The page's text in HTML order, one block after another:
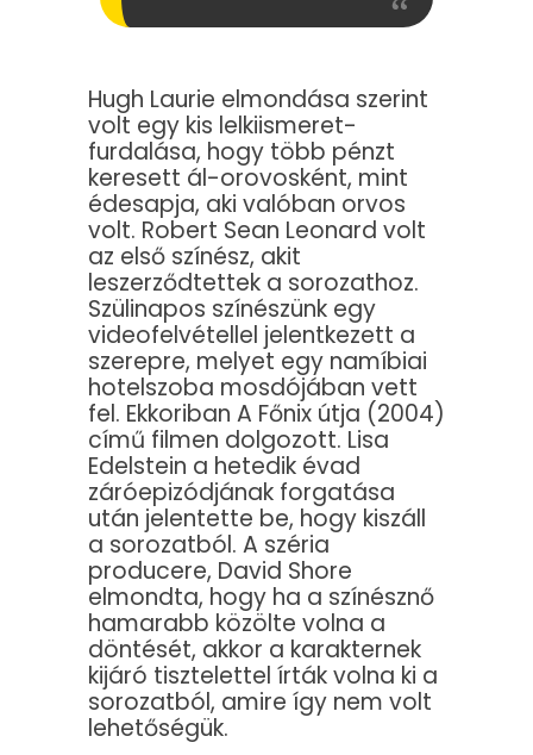
Hugh Laurie elmondása szerint
volt egy kis lelkiismeret-
furdalása, hogy több pénzt
keresett ál-orovosként, mint
édesapja, aki valóban orvos
volt. Robert Sean Leonard volt
az első színész, akit
leszerződtettek a sorozathoz.
Szülinapos színészünk egy
videofelvétellel jelentkezett a
szerepre, melyet egy namíbiai
hotelszoba mosdójában vett
fel. Ekkoriban A Főnix útja (2004)
című filmen dolgozott. Lisa
Edelstein a hetedik évad
záróepizódjának forgatása
után jelentette be, hogy kiszáll
a sorozatból. A széria
producere, David Shore
elmondta, hogy ha a színésznő
hamarabb közölte volna a
döntését, akkor a karakternek
kijáró tisztelettel írták volna ki a
sorozatból, amire így nem volt
lehetőségük.